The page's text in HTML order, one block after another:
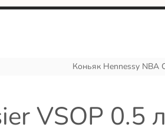
Коньяк Hennessy NBA
VSOP 0.5 л